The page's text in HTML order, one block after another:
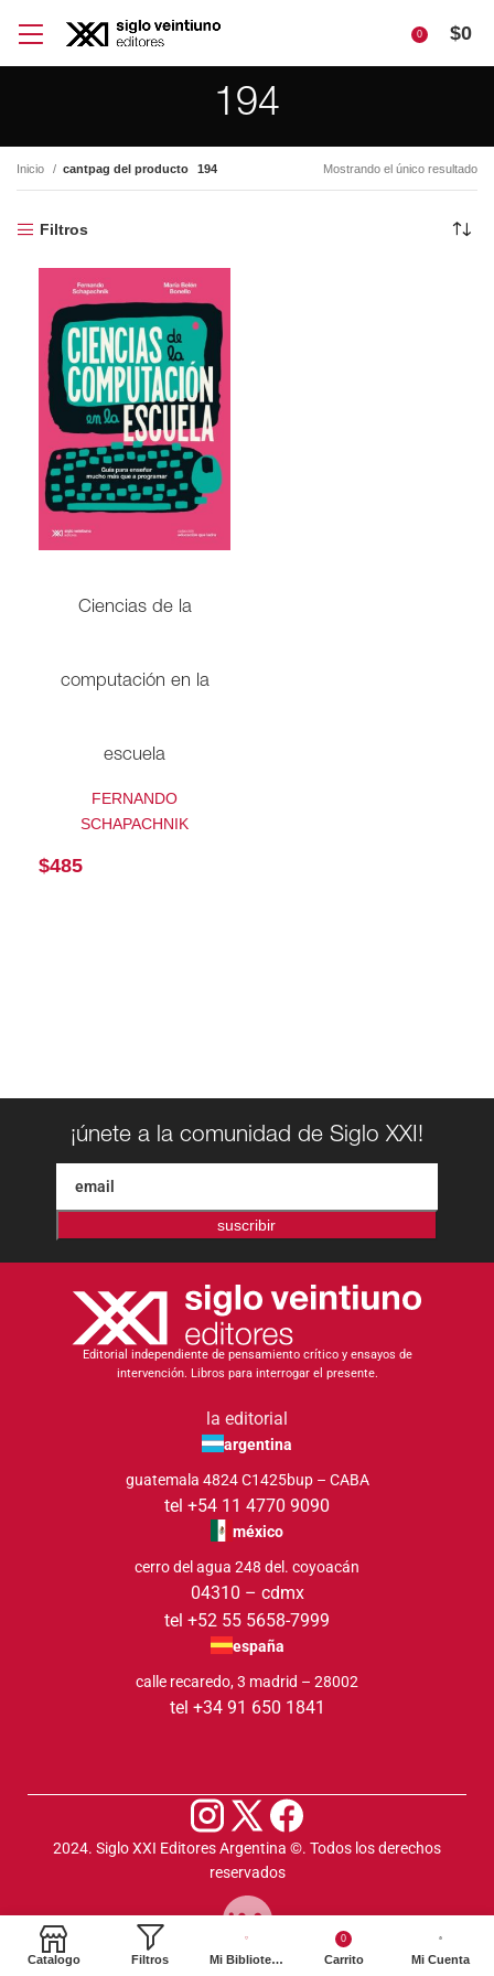
0 $0
194
Inicio cantpag del producto 194 Mostrando el único resultado
Filtros
Ciencias de la
computación en la
escuela
FERNANDO
SCHAPACHNIK
$485
¡únete a la comunidad de Siglo XXI!
suscribir
Editorial independiente de pensamiento crítico y ensayos de
intervención. Libros para interrogar el presente.
la editorial
argentina
guatemala 4824 C1425bup – CABA
tel +54 11 4770 9090
méxico
cerro del agua 248 del. coyoacán
04310 – cdmx
tel +52 55 5658-7999
españa
calle recaredo, 3 madrid – 28002
tel +34 91 650 1841
2024. Siglo XXI Editores Argentina ©️. Todos los derechos
reservados
Catalogo Filtros Mi Biblioteca
0
Carrito Mi Cuenta